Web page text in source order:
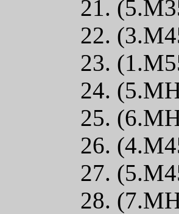
21.
22.
23.
24.
25.
26.
27.
28.